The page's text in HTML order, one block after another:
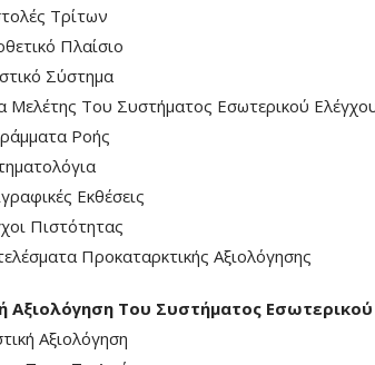
Τρίτων
Πλαίσιο
Σύστημα
Του Συστήματος Εσωτερικού
Ροής
Εκθέσεις
Πιστότητας
Προκαταρκτικής Αξιολόγησης
Αξιολόγηση Του Συστήματος
Αξιολόγηση